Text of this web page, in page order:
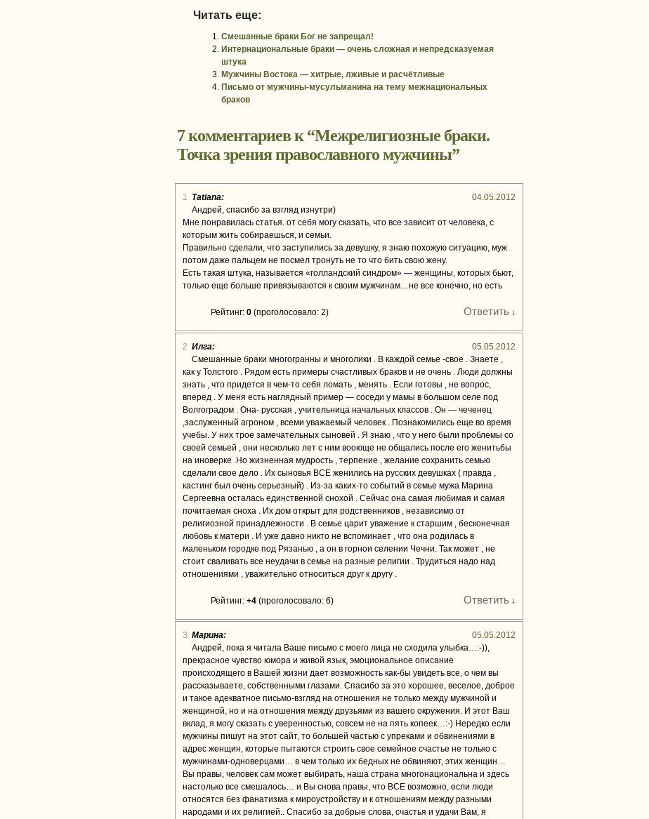
Читать еще:
Смешанные браки Бог не запрещал!
Интернациональные браки — очень сложная и непредсказуемая
штука
Мужчины Востока — хитрые, лживые и расчётливые
Письмо от мужчины-мусульманина на тему межнациональных
браков
7 комментариев к “Межрелигиозные браки.
Точка зрения православного мужчины”
1 Tatiana:
04.05.2012
Андрей, спасибо за взгляд изнутри)
Мне понравилась статья. от себя могу сказать, что все зависит от человека, с
которым жить собираешься, и семьи.
Правильно сделали, что заступились за девушку, я знаю похожую ситуацию, муж
потом даже пальцем не посмел тронуть не то что бить свою жену.
Есть такая штука, называется «голландский синдром» — женщины, которых бьют,
только еще больше привязываются к своим мужчинам…не все конечно, но есть
Рейтинг: 0 (проголосовало: 2) Ответить ↓
2 Илга:
05.05.2012
Смешанные браки многогранны и многолики . В каждой семье -свое . Знаете ,
как у Толстого . Рядом есть примеры счастливых браков и не очень . Люди должны
знать , что придется в чем-то себя ломать , менять . Если готовы , не вопрос,
вперед . У меня есть наглядный пример — соседи у мамы в большом селе под
Волгоградом . Она- русская , учительница начальных классов . Он — чеченец
,заслуженный агроном , всеми уважаемый человек . Познакомились еще во время
учебы. У них трое замечательных сыновей . Я знаю , что у него были проблемы со
своей семьей , они несколько лет с ним вооюще не общались после его женитьбы
на иноверке .Но жизненная мудрость , терпение , желание сохранить семью
сделали свое дело . Их сыновья ВСЕ женились на русских девушках ( правда ,
кастинг был очень серьезный) . Из-за каких-то событий в семье мужа Марина
Сергеевна осталась единственной снохой . Сейчас она самая любимая и самая
почитаемая сноха . Их дом открыт для родственников , независимо от
религиозной принадлежности . В семье царит уважение к старшим , бесконечная
любовь к матери . И уже давно никто не вспоминает , что она родилась в
маленьком городке под Рязанью , а он в горнои селении Чечни. Так может , не
стоит сваливать все неудачи в семье на разные религии . Трудиться надо над
отношениями , уважительно относиться друг к другу .
Рейтинг: +4 (проголосовало: 6) Ответить ↓
3 Марина:
05.05.2012
Андрей, пока я читала Ваше письмо с моего лица не сходила улыбка…:-)),
прекрасное чувство юмора и живой язык, эмоциональное описание
происходящего в Вашей жизни дает возможность как-бы увидеть все, о чем вы
рассказываете, собственными глазами. Спасибо за это хорошее, веселое, доброе
и такое адекватное письмо-взгляд на отношения не только между мужчиной и
женщиной, но и на отношения между друзьями из вашего окружения. И этот Ваш
вклад, я могу сказать с уверенностью, совсем не на пять копеек…:-) Нередко если
мужчины пишут на этот сайт, то большей частью с упреками и обвинениями в
адрес женщин, которые пытаются строить свое семейное счастье не только с
мужчинами-одноверцами… в чем только их бедных не обвиняют, этих женщин…
Вы правы, человек сам может выбирать, наша страна многонациональна и здесь
настолько все смешалось… и Вы снова правы, что ВСЕ возможно, если люди
относятся без фанатизма к мироустройству и к отношениям между разными
народами и их религией.. Спасибо за добрые слова, счастья и удачи Вам, я